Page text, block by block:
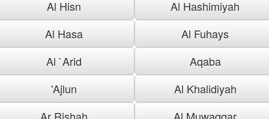
Al Hisn
Al Hashimiyah
Al Hasa
Al Fuhays
Al `Arid
Aqaba
'Ajlun
Al Khalidiyah